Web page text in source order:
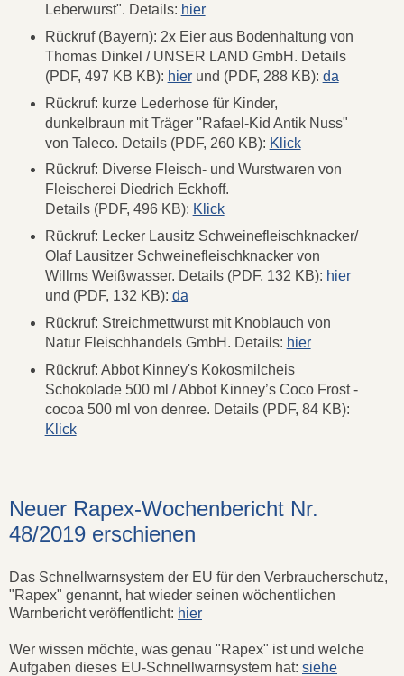
Leberwurst". Details: hier
Rückruf (Bayern): 2x Eier aus Bodenhaltung von
Thomas Dinkel / UNSER LAND GmbH. Details
(PDF, 497 KB KB): hierund (PDF, 288 KB): da
Rückruf: kurze Lederhose für Kinder,
dunkelbraun mit Träger "Rafael-Kid Antik Nuss"
von Taleco. Details (PDF, 260 KB): Klick
Rückruf: Diverse Fleisch- und Wurstwaren von
Fleischerei Diedrich Eckhoff.
Details (PDF, 496 KB): Klick
Rückruf: Lecker Lausitz Schweinefleischknacker/
Olaf Lausitzer Schweinefleischknacker von
Willms Weißwasser. Details (PDF, 132 KB): hier
und (PDF, 132 KB): da
Rückruf: Streichmettwurst mit Knoblauch von
Natur Fleischhandels GmbH. Details: hier
Rückruf: Abbot Kinney's Kokosmilcheis
Schokolade 500 ml / Abbot Kinney’s Coco Frost -
cocoa 500 ml von denree. Details (PDF, 84 KB):
Klick
Neuer Rapex-Wochenbericht Nr.
48/2019 erschienen
Das Schnellwarnsystem der EU für den Verbraucherschutz,
"Rapex" genannt, hat wieder seinen wöchentlichen
Warnbericht veröffentlicht: hier
Wer wissen möchte, was genau "Rapex" ist und welche
Aufgaben dieses EU-Schnellwarnsystem hat: siehe